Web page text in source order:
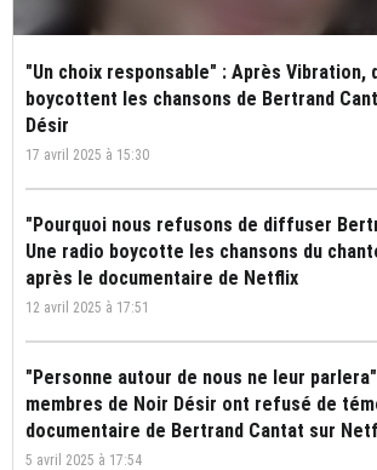
"Un choix responsable" : Après Vibration,
boycottent les chansons de Bertrand
Désir
17 avril 2025 à 15:30
"Pourquoi nous refusons de diffuser
Une radio boycotte les chansons du
après le documentaire de Netflix
12 avril 2025 à 17:51
"Personne autour de nous ne leur
membres de Noir Désir ont refusé de
documentaire de Bertrand Cantat sur
5 avril 2025 à 17:54